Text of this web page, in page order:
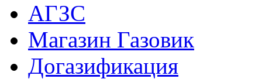
АГЗС
Магазин Газовик
Догазификация